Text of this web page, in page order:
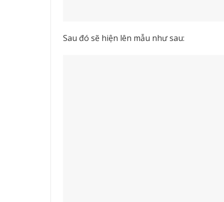
Sau đó sẽ hiện lên mẫu như sau: